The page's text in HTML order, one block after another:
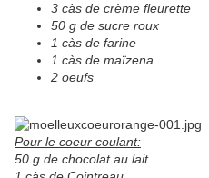
3 càs de crème fleurette
50 g de sucre roux
1 càs de farine
1 càs de maïzena
2 oeufs
Pour le coeur coulant:
50 g de chocolat au lait